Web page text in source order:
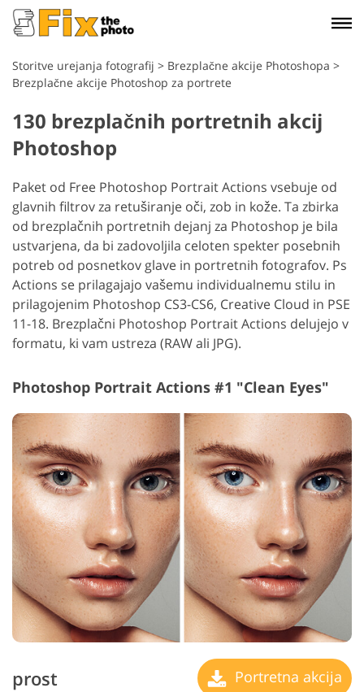
Storitve urejanja fotografij > Brezplačne akcije Photoshopa >
Brezplačne akcije Photoshop za portrete
130 brezplačnih portretnih akcij
Photoshop
Paket od Free Photoshop Portrait Actions vsebuje od
glavnih filtrov za retuširanje oči, zob in kože. Ta zbirka
od brezplačnih portretnih dejanj za Photoshop je bila
ustvarjena, da bi zadovoljila celoten spekter posebnih
potreb od posnetkov glave in portretnih fotografov. Ps
Actions se prilagajajo vašemu individualnemu stilu in
prilagojenim Photoshop CS3-CS6, Creative Cloud in PSE
11-18. Brezplačni Photoshop Portrait Actions delujejo v
formatu, ki vam ustreza (RAW ali JPG).
Photoshop Portrait Actions #1 "Clean Eyes"
prost Portretna akcija